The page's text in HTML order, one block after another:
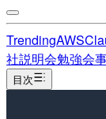
TrendingAWS
社説明会勉強会
目次